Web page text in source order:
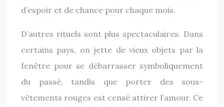
d’espoir et de chance pour chaque mois.
D’autres rituels sont plus spectaculaires. Dans
certains pays, on jette de vieux objets par la
fenêtre pour se débarrasser symboliquement
du passé, tandis que porter des sous-
vêtements rouges est censé attirer l’amour. Ce